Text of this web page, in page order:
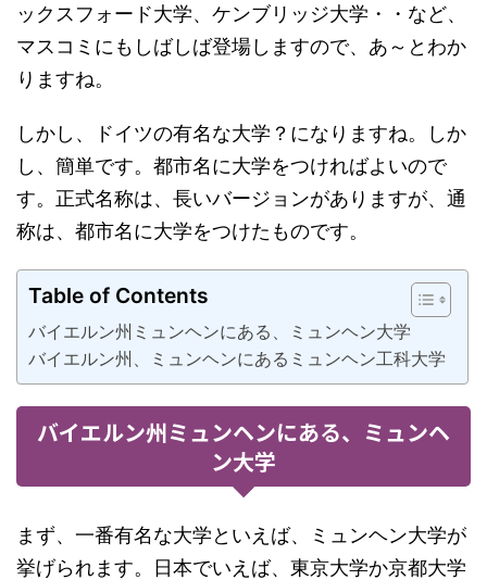
ックスフォード大学、ケンブリッジ大学・・など、
マスコミにもしばしば登場しますので、あ～とわか
りますね。
しかし、ドイツの有名な大学？になりますね。しか
し、簡単です。都市名に大学をつければよいので
す。正式名称は、長いバージョンがありますが、通
称は、都市名に大学をつけたものです。
Table of Contents
バイエルン州ミュンヘンにある、ミュンヘン大学
バイエルン州、ミュンヘンにあるミュンヘン工科大学
バイエルン州ミュンヘンにある、ミュンヘ
ン大学
まず、一番有名な大学といえば、ミュンヘン大学が
挙げられます。日本でいえば、東京大学か京都大学